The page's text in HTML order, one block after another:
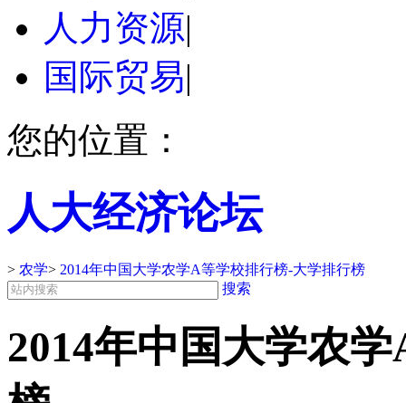
人力资源|
国际贸易|
您的位置：
人大经济论坛
> 农学> 2014年中国大学农学A等学校排行榜-大学排行榜
搜索
2014年中国大学农